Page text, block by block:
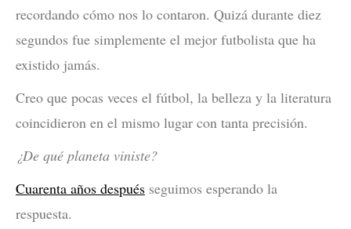
recordando cómo nos lo contaron. Quizá durante diez
segundos fue simplemente el mejor futbolista que ha
existido jamás.
Creo que pocas veces el fútbol, la belleza y la literatura
coincidieron en el mismo lugar con tanta precisión.
¿De qué planeta viniste?
Cuarenta años después seguimos esperando la
respuesta.